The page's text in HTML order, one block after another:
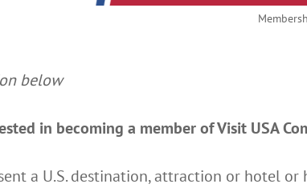
below
in becoming a member of Visit USA
a U.S. destination, attraction or hotel